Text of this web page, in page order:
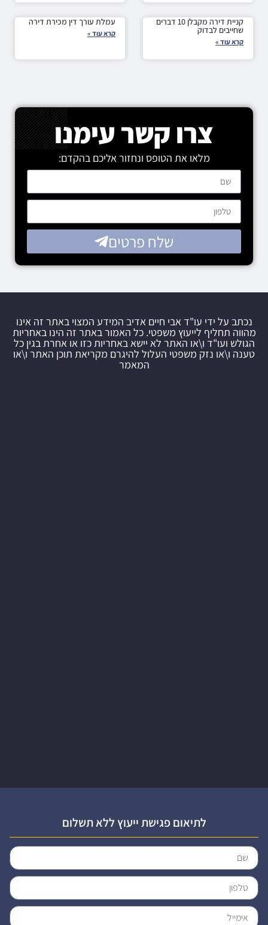
קניית דירה מקבלן 10 דברים
שחייבים לבדוק
קרא עוד »
עמלת עורך דין מכירת דירה
קרא עוד »
צרו קשר עימנו
מלאו את הטופס ונחזור אליכם בהקדם:
שלח פרטים
נכתב על ידי עו"ד אבי חיים אדיב המידע המצוי באתר זה אינו
מהווה תחליף לייעוץ משפטי. כל האמור באתר זה הינו באחריות
הגולש ועו"ד ו\או האתר לא יישא באחריות כזו או אחרת בגין כל
טענה ו\או נזק משפטי העלול להיגרם מקריאת תוכן האתר ו\או
המאמר
לתיאום פגישת ייעוץ ללא תשלום